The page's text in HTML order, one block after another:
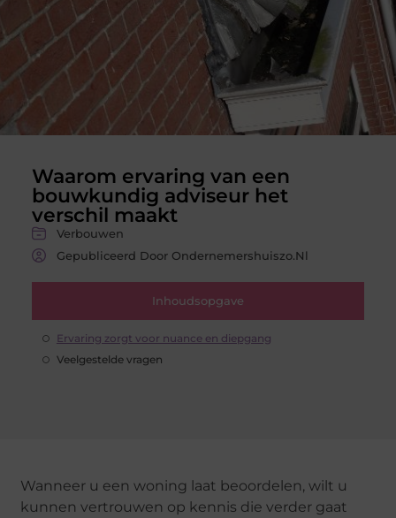
Waarom ervaring van een
bouwkundig adviseur het
verschil maakt
Verbouwen
Gepubliceerd Door Ondernemershuiszo.nl
Inhoudsopgave
Ervaring zorgt voor nuance en diepgang
Veelgestelde vragen
Wanneer u een woning laat beoordelen, wilt u
kunnen vertrouwen op kennis die verder gaat